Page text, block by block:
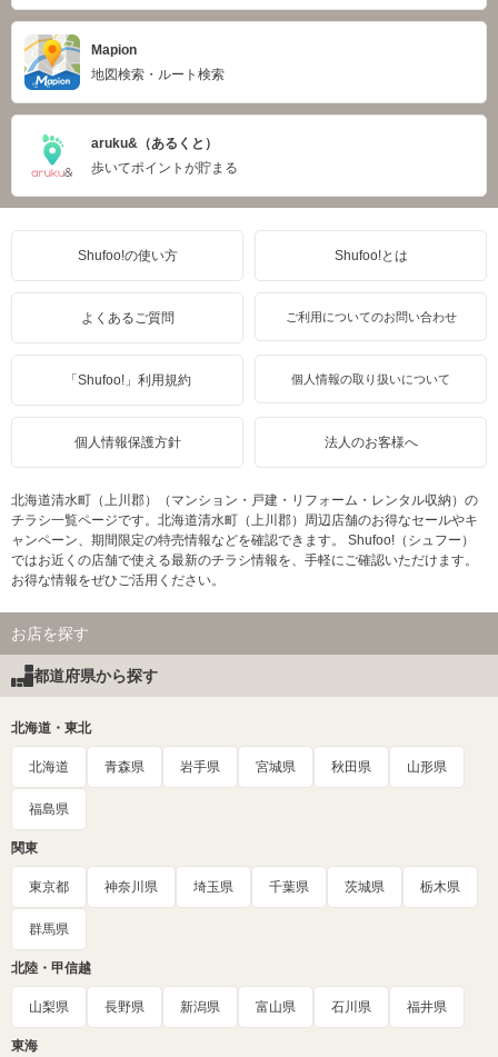
Mapion
地図検索・ルート検索
aruku&（あるくと）
歩いてポイントが貯まる
Shufoo!の使い方 Shufoo!とは
よくあるご質問 ご利用についてのお問い合わせ
「Shufoo!」利用規約 個人情報の取り扱いについて
個人情報保護方針 法人のお客様へ
北海道清水町（上川郡）（マンション・戸建・リフォーム・レンタル収納）の
チラシ一覧ページです。北海道清水町（上川郡）周辺店舗のお得なセールやキ
ャンペーン、期間限定の特売情報などを確認できます。 Shufoo!（シュフー）
ではお近くの店舗で使える最新のチラシ情報を、手軽にご確認いただけます。
お得な情報をぜひご活用ください。
お店を探す
都道府県から探す
北海道・東北
北海道 青森県 岩手県 宮城県 秋田県 山形県
福島県
関東
東京都 神奈川県 埼玉県 千葉県 茨城県 栃木県
群馬県
北陸・甲信越
山梨県 長野県 新潟県 富山県 石川県 福井県
東海